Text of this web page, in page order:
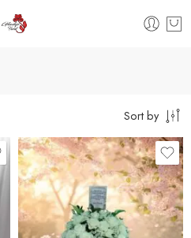
Sort by